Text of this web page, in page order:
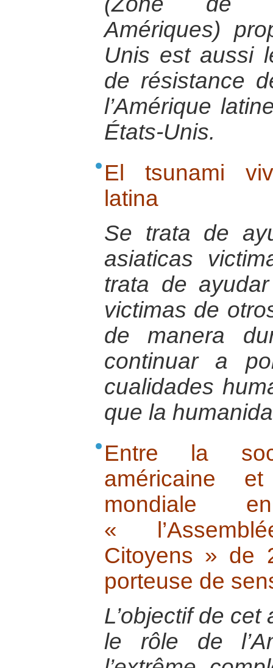
Amériques)
Unis est aussi
de résistance
l’Amérique
États-Unis.
El tsunami
latina
Se trata de
asiaticas
trata de
victimas de
de manera
continuar a
cualidades
que la
Entre la
américaine
mondiale
«
Citoyens » de
porteuse de
L’objectif de cet
le rôle de